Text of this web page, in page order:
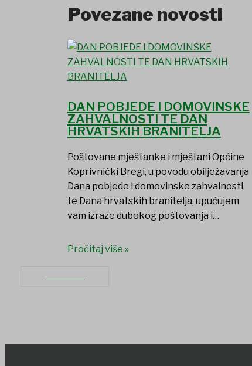
SAVJET MLADIH
Povezane novosti
DAN POBJEDE I DOMOVINSKE
ZAHVALNOSTI TE DAN
HRVATSKIH BRANITELJA
Poštovane mještanke i mještani Općine
Koprivnički Bregi, u povodu obilježavanja
Dana pobjede i domovinske zahvalnosti
te Dana hrvatskih branitelja, upućujem
vam izraze dubokog poštovanja i…
Pročitaj više »